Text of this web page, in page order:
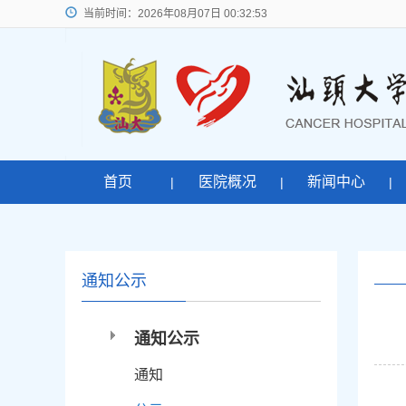
当前时间： 2026年08月07日 00:32:53
首页 | 医院概况 | 新闻中心 |
通知公示
通知公示
通知